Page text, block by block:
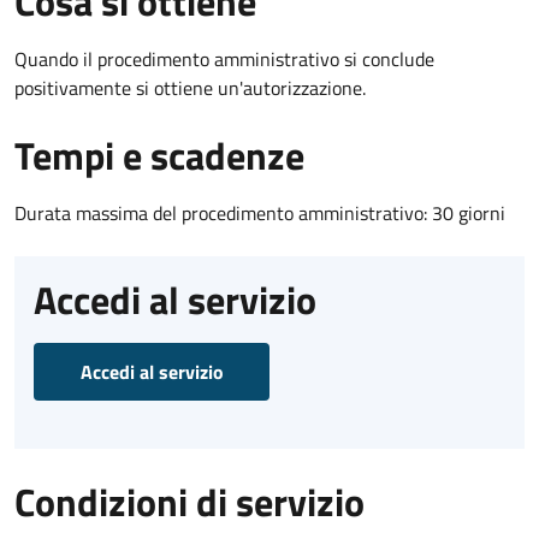
Quando il procedimento amministrativo si conclude
positivamente si ottiene un'autorizzazione.
Tempi e scadenze
Durata massima del procedimento amministrativo: 30 giorni
Accedi al servizio
Accedi al servizio
Condizioni di servizio